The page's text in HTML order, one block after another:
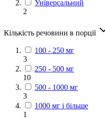
Універсальний
2
Кількість речовини в порції
100 - 250 мг
3
250 - 500 мг
10
500 - 1000 мг
3
1000 мг і більше
1